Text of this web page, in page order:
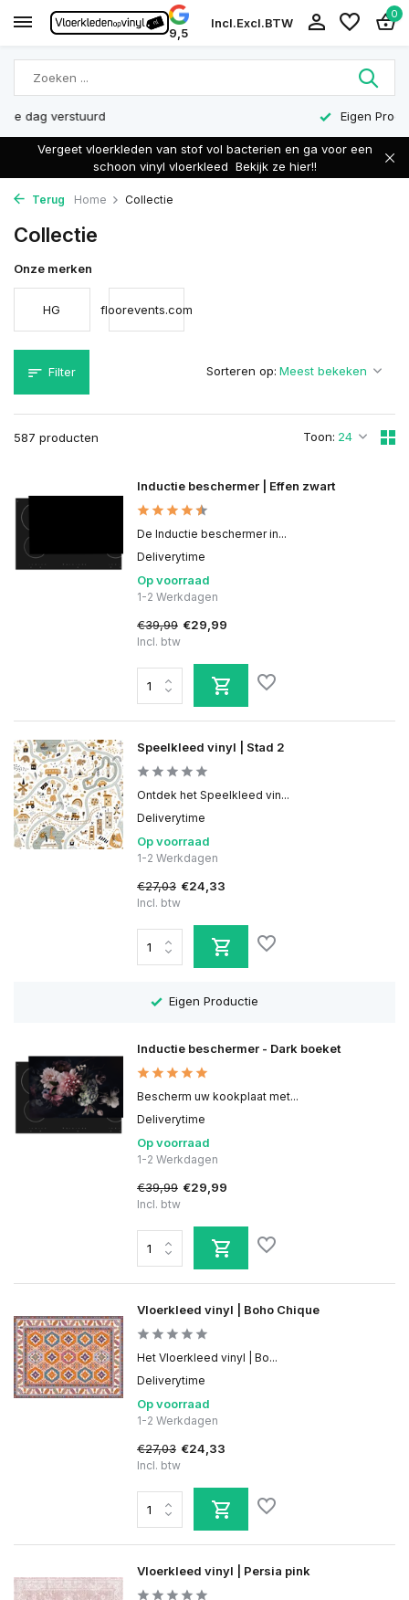
9,5
Incl.Excl.BTW
0
Vergeet vloerkleden van stof vol bacterien en ga voor een
schoon vinyl vloerkleed Bekijk ze hier!!
Terug Home Collectie
Collectie
Onze merken
HG floorevents.com
Filter
587 producten Toon:
Sorteren op:
Inductie beschermer | Effen zwart
De Inductie beschermer in...
Deliverytime
Op voorraad
1-2 Werkdagen
€39,99 €29,99
Incl. btw
Speelkleed vinyl | Stad 2
Ontdek het Speelkleed vin...
Deliverytime
Op voorraad
1-2 Werkdagen
€27,03 €24,33
Incl. btw
Eigen Productie
Inductie beschermer - Dark boeket
Bescherm uw kookplaat met...
Deliverytime
Op voorraad
1-2 Werkdagen
€39,99 €29,99
Incl. btw
Vloerkleed vinyl | Boho Chique
Het Vloerkleed vinyl | Bo...
Deliverytime
Op voorraad
1-2 Werkdagen
€27,03 €24,33
Incl. btw
Vloerkleed vinyl | Persia pink